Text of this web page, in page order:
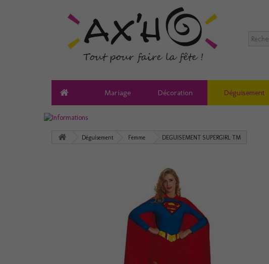
Mariage Décoration Déguisement
Déguisement Femme DEGUISEMENT SUPERGIRL TM